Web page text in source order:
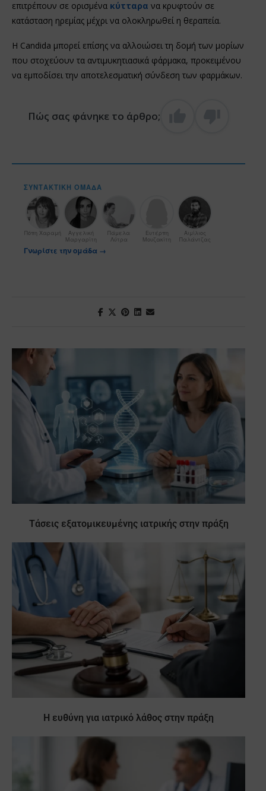
επιτρέπουν σε ορισμένα κύτταρα να κρυφτούν σε
κατάσταση ηρεμίας μέχρι να ολοκληρωθεί η θεραπεία.
Η Candida μπορεί επίσης να αλλοιώσει τη δομή των μορίων
που στοχεύουν τα αντιμυκητιασικά φάρμακα, προκειμένου
να εμποδίσει την αποτελεσματική σύνδεση των φαρμάκων.
Πώς σας φάνηκε το άρθρο;
ΣΥΝΤΑΚΤΙΚΉ ΟΜΆΔΑ
Πόπη Χαραμή
Αγγελική
Μαργαρίτη
Πάμελα
Λύτρα
Ευτέρπη
Μουζακίτη
Αιμίλιος
Παλάντζας
Γνωρίστε την ομάδα →
Τάσεις εξατομικευμένης ιατρικής στην πράξη
Η ευθύνη για ιατρικό λάθος στην πράξη